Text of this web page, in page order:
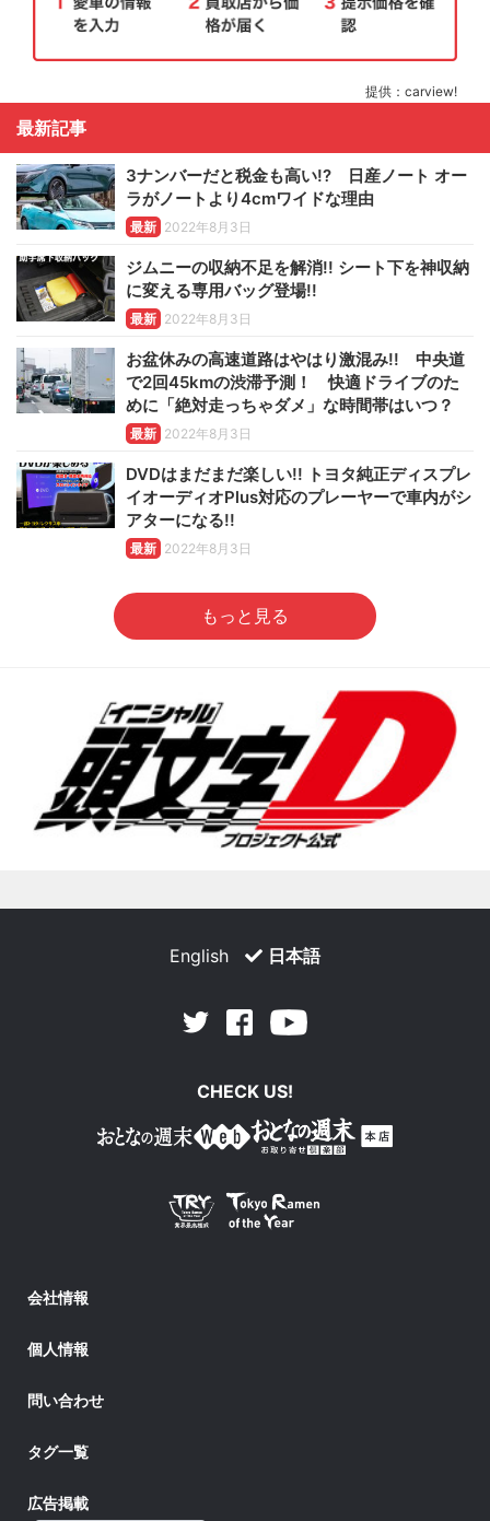
提供：carview!
最新記事
3ナンバーだと税金も高い!? 日産ノート オー
ラがノートより4cmワイドな理由
最新 2022年8月3日
ジムニーの収納不足を解消!! シート下を神収納
に変える専用バッグ登場!!
最新 2022年8月3日
お盆休みの高速道路はやはり激混み!! 中央道
で2回45kmの渋滞予測！ 快適ドライブのた
めに「絶対走っちゃダメ」な時間帯はいつ？
最新 2022年8月3日
DVDはまだまだ楽しい!! トヨタ純正ディスプレ
イオーディオPlus対応のプレーヤーで車内がシ
アターになる!!
最新 2022年8月3日
もっと見る
English 日本語
Twitter Facebook
CHECK US!
会社情報
個人情報
問い合わせ
タグ一覧
広告掲載